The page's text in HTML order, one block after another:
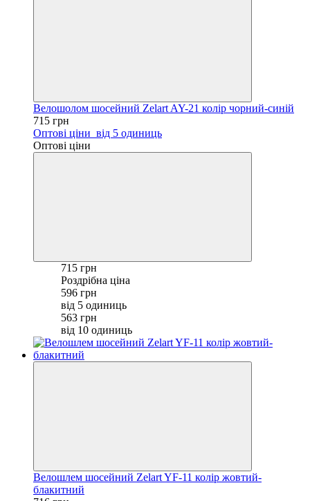
Велошолом шосейний Zelart AY-21 колір чорний-синій
715 грн
Оптові ціни від 5 одиниць
Оптові ціни
715 грн
Роздрібна ціна
596 грн
від 5 одиниць
563 грн
від 10 одиниць
Велошлем шосейний Zelart YF-11 колір жовтий-
блакитний